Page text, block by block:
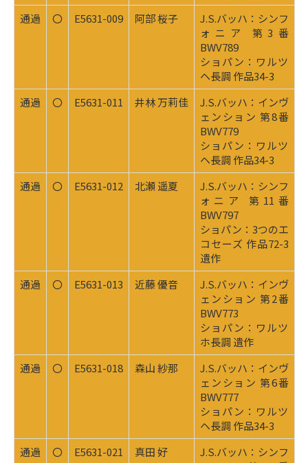
通過
〇 E5631-009 阿部 桜子
J.S.バッハ：シンフ
ォニア 第3番
BWV789
ショパン：ワルツ
ヘ長調 作品34-3
通過
〇 E5631-011 井林 万莉佳
J.S.バッハ：インヴ
ェンション 第8番
BWV779
ショパン：ワルツ
ヘ長調 作品34-3
通過
〇 E5631-012 北瀬 遥夏
J.S.バッハ：シンフ
ォニア 第11番
BWV797
ショパン：3つのエ
コセーズ 作品72-3
遺作
通過
〇 E5631-013 近藤 優音
J.S.バッハ：インヴ
ェンション 第2番
BWV773
ショパン：ワルツ
ホ長調 遺作
通過
〇 E5631-018 森山 紗那
J.S.バッハ：インヴ
ェンション 第6番
BWV777
ショパン：ワルツ
ヘ長調 作品34-3
通過
〇 E5631-021 真田 好
J.S.バッハ：シンフ